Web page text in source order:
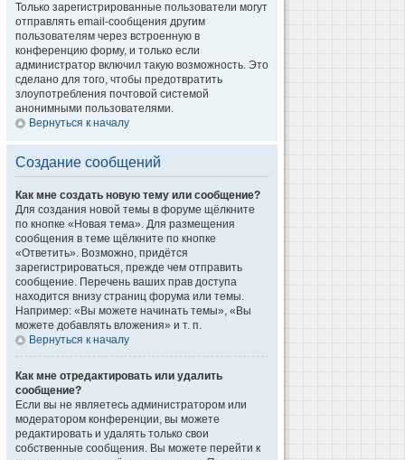
Только зарегистрированные пользователи могут
отправлять email-сообщения другим
пользователям через встроенную в
конференцию форму, и только если
администратор включил такую возможность. Это
сделано для того, чтобы предотвратить
злоупотребления почтовой системой
анонимными пользователями.
Вернуться к началу
Создание сообщений
Как мне создать новую тему или сообщение?
Для создания новой темы в форуме щёлкните
по кнопке «Новая тема». Для размещения
сообщения в теме щёлкните по кнопке
«Ответить». Возможно, придётся
зарегистрироваться, прежде чем отправить
сообщение. Перечень ваших прав доступа
находится внизу страниц форума или темы.
Например: «Вы можете начинать темы», «Вы
можете добавлять вложения» и т. п.
Вернуться к началу
Как мне отредактировать или удалить
сообщение?
Если вы не являетесь администратором или
модератором конференции, вы можете
редактировать и удалять только свои
собственные сообщения. Вы можете перейти к